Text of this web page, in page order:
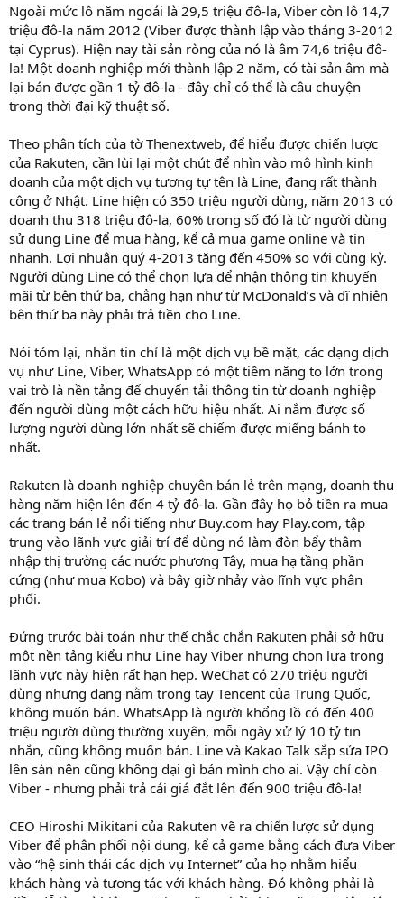
Ngoài mức lỗ năm ngoái là 29,5 triệu đô-la, Viber còn lỗ 14,7
triệu đô-la năm 2012 (Viber được thành lập vào tháng 3-2012
tại Cyprus). Hiện nay tài sản ròng của nó là âm 74,6 triệu đô-
la! Một doanh nghiệp mới thành lập 2 năm, có tài sản âm mà
lại bán được gần 1 tỷ đô-la - đây chỉ có thể là câu chuyện
trong thời đại kỹ thuật số.
Theo phân tích của tờ Thenextweb, để hiểu được chiến lược
của Rakuten, cần lùi lại một chút để nhìn vào mô hình kinh
doanh của một dịch vụ tương tự tên là Line, đang rất thành
công ở Nhật. Line hiện có 350 triệu người dùng, năm 2013 có
doanh thu 318 triệu đô-la, 60% trong số đó là từ người dùng
sử dụng Line để mua hàng, kể cả mua game online và tin
nhanh. Lợi nhuận quý 4-2013 tăng đến 450% so với cùng kỳ.
Người dùng Line có thể chọn lựa để nhận thông tin khuyến
mãi từ bên thứ ba, chẳng hạn như từ McDonald’s và dĩ nhiên
bên thứ ba này phải trả tiền cho Line.
Nói tóm lại, nhắn tin chỉ là một dịch vụ bề mặt, các dạng dịch
vụ như Line, Viber, WhatsApp có một tiềm năng to lớn trong
vai trò là nền tảng để chuyển tải thông tin từ doanh nghiệp
đến người dùng một cách hữu hiệu nhất. Ai nắm được số
lượng người dùng lớn nhất sẽ chiếm được miếng bánh to
nhất.
Rakuten là doanh nghiệp chuyên bán lẻ trên mạng, doanh thu
hàng năm hiện lên đến 4 tỷ đô-la. Gần đây họ bỏ tiền ra mua
các trang bán lẻ nổi tiếng như Buy.com hay Play.com, tập
trung vào lãnh vực giải trí để dùng nó làm đòn bẩy thâm
nhập thị trường các nước phương Tây, mua hạ tầng phần
cứng (như mua Kobo) và bây giờ nhảy vào lĩnh vực phân
phối.
Đứng trước bài toán như thế chắc chắn Rakuten phải sở hữu
một nền tảng kiểu như Line hay Viber nhưng chọn lựa trong
lãnh vực này hiện rất hạn hẹp. WeChat có 270 triệu người
dùng nhưng đang nằm trong tay Tencent của Trung Quốc,
không muốn bán. WhatsApp là người khổng lồ có đến 400
triệu người dùng thường xuyên, mỗi ngày xử lý 10 tỷ tin
nhắn, cũng không muốn bán. Line và Kakao Talk sắp sửa IPO
lên sàn nên cũng không dại gì bán mình cho ai. Vậy chỉ còn
Viber - nhưng phải trả cái giá đắt lên đến 900 triệu đô-la!
CEO Hiroshi Mikitani của Rakuten vẽ ra chiến lược sử dụng
Viber để phân phối nội dung, kể cả game bằng cách đưa Viber
vào “hệ sinh thái các dịch vụ Internet” của họ nhằm hiểu
khách hàng và tương tác với khách hàng. Đó không phải là